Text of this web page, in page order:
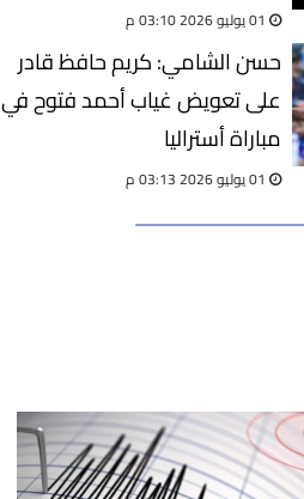
01 يوليو 2026 03:10 م
حسن الشامي: كريم حافظ قادر
على تعويض غياب أحمد فتوح في
مباراة أستراليا
01 يوليو 2026 03:13 م